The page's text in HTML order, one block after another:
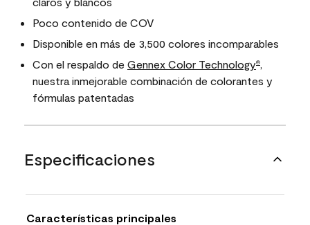
Poco contenido de COV
Disponible en más de 3,500 colores incomparables
Con el respaldo de Gennex Color Technology®,
nuestra inmejorable combinación de colorantes y
fórmulas patentadas
Especificaciones
Características principales